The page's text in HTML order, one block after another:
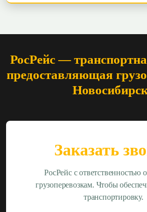
Заказать
РосРейс с ответственностью
грузоперевозкам. Чтобы
транспортировку.
РосРейс —
предоставляющая